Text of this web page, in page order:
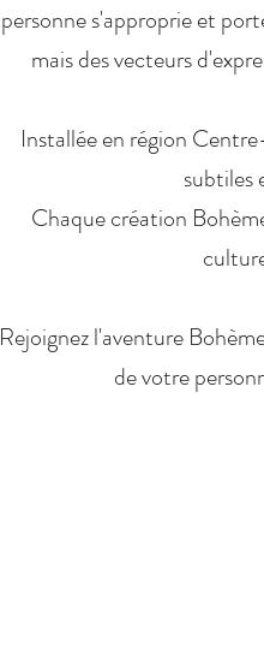
personne s'approprie et
mais des vecteurs
Installée en région
subtiles
Chaque création
Rejoignez l'aventure
de votre